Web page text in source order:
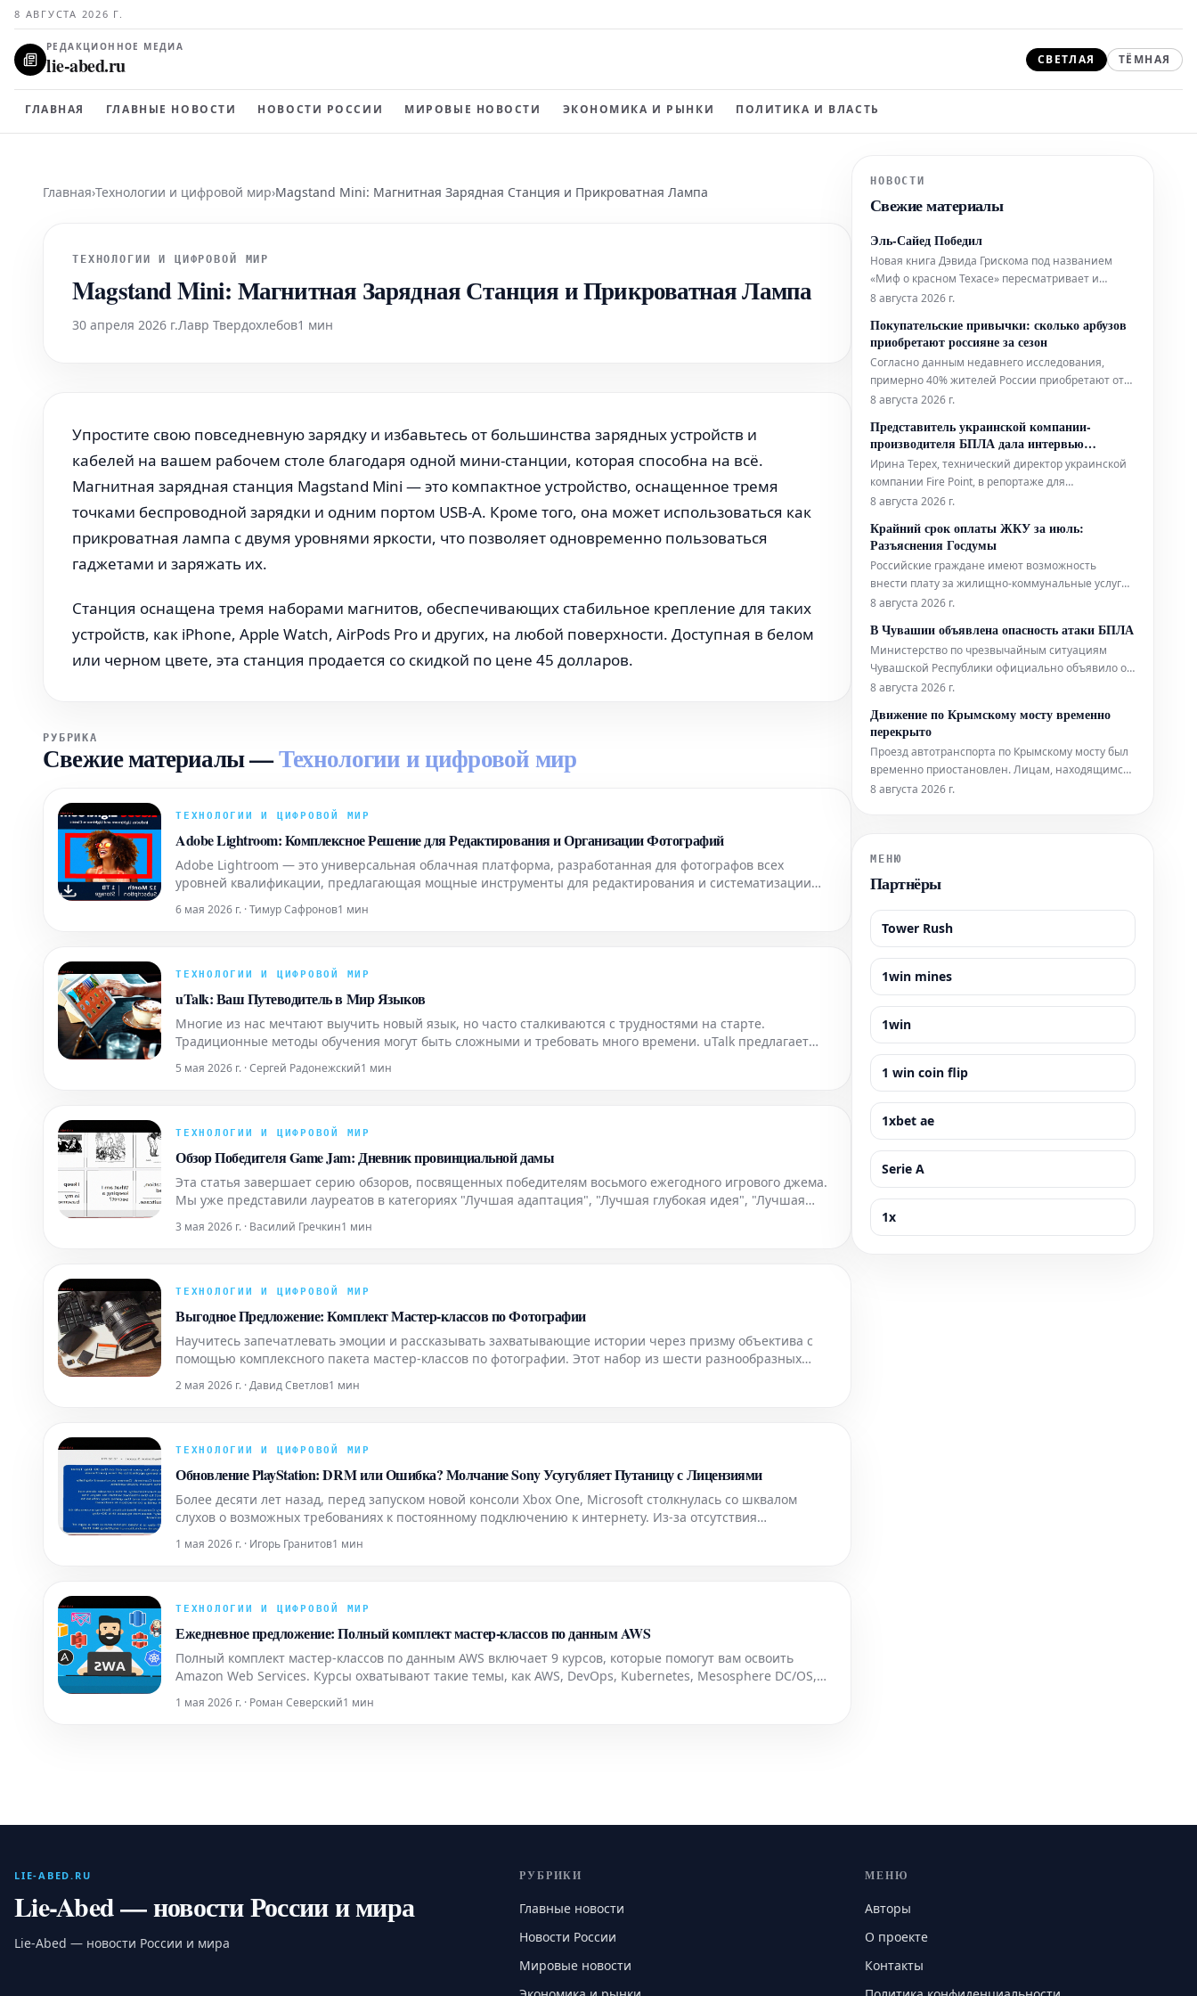
8 АВГУСТА 2026 Г.
РЕДАКЦИОННОЕ МЕДИА
lie-abed.ru СВЕТЛАЯ ТЁМНАЯ
ГЛАВНАЯ ГЛАВНЫЕ НОВОСТИ НОВОСТИ РОССИИ МИРОВЫЕ НОВОСТИ ЭКОНОМИКА И РЫНКИ ПОЛИТИКА И ВЛАСТЬ
Главная›Технологии и цифровой мир›Magstand Mini: Магнитная Зарядная Станция и Прикроватная Лампа
ТЕХНОЛОГИИ И ЦИФРОВОЙ МИР
Magstand Mini: Магнитная Зарядная Станция и Прикроватная Лампа
30 апреля 2026 г.Лавр Твердохлебов1 мин
Упростите свою повседневную зарядку и избавьтесь от большинства зарядных устройств и
кабелей на вашем рабочем столе благодаря одной мини-станции, которая способна на всё.
Магнитная зарядная станция Magstand Mini — это компактное устройство, оснащенное тремя
точками беспроводной зарядки и одним портом USB-A. Кроме того, она может использоваться как
прикроватная лампа с двумя уровнями яркости, что позволяет одновременно пользоваться
гаджетами и заряжать их.
Станция оснащена тремя наборами магнитов, обеспечивающих стабильное крепление для таких
устройств, как iPhone, Apple Watch, AirPods Pro и других, на любой поверхности. Доступная в белом
или черном цвете, эта станция продается со скидкой по цене 45 долларов.
РУБРИКА
Свежие материалы—Технологии и цифровой мир
ТЕХНОЛОГИИ И ЦИФРОВОЙ МИР
Adobe Lightroom: Комплексное Решение для Редактирования и Организации Фотографий
Adobe Lightroom — это универсальная облачная платформа, разработанная для фотографов всех
уровней квалификации, предлагающая мощные инструменты для редактирования и систематизации
изображений. Благодаря интуитивно понятному интерфейсу и расширенным функциям, она позволяет
пользователям созд
6 мая 2026 г. · Тимур Сафронов1 мин
ТЕХНОЛОГИИ И ЦИФРОВОЙ МИР
uTalk: Ваш Путеводитель в Мир Языков
Многие из нас мечтают выучить новый язык, но часто сталкиваются с трудностями на старте.
Традиционные методы обучения могут быть сложными и требовать много времени. uTalk предлагает
эффективное решение: вы сможете быстро освоить ключевые слова и фразы, замечая результат почти
сразу. Эта пла
5 мая 2026 г. · Сергей Радонежский1 мин
ТЕХНОЛОГИИ И ЦИФРОВОЙ МИР
Обзор Победителя Game Jam: Дневник провинциальной дамы
Эта статья завершает серию обзоров, посвященных победителям восьмого ежегодного игрового джема.
Мы уже представили лауреатов в категориях "Лучшая адаптация", "Лучшая глубокая идея", "Лучшая
визуализация", "Лучший ремикс" и "Лучшая цифровая игра". Теперь пришло время рассказать о лучшей
аналогов
3 мая 2026 г. · Василий Гречкин1 мин
ТЕХНОЛОГИИ И ЦИФРОВОЙ МИР
Выгодное Предложение: Комплект Мастер-классов по Фотографии
Научитесь запечатлевать эмоции и рассказывать захватывающие истории через призму объектива с
помощью комплексного пакета мастер-классов по фотографии. Этот набор из шести разнообразных
портретная фотогра
2 мая 2026 г. · Давид Светлов1 мин
ТЕХНОЛОГИИ И ЦИФРОВОЙ МИР
Обновление PlayStation: DRM или Ошибка? Молчание Sony Усугубляет Путаницу с Лицензиями
Более десяти лет назад, перед запуском новой консоли Xbox One, Microsoft столкнулась со шквалом
слухов о возможных требованиях к постоянному подключению к интернету. Из-за отсутствия
требования. Будет ли конс
1 мая 2026 г. · Игорь Гранитов1 мин
ТЕХНОЛОГИИ И ЦИФРОВОЙ МИР
Ежедневное предложение: Полный комплект мастер-классов по данным AWS
Полный комплект мастер-классов по данным AWS включает 9 курсов, которые помогут вам освоить
Amazon Web Services. Курсы охватывают такие темы, как AWS, DevOps, Kubernetes, Mesosphere DC/OS,
AWS Redshift и многое другое. Этот комплект предлагается со скидкой за 40 долларов.
1 мая 2026 г. · Роман Северский1 мин
НОВОСТИ
Свежие материалы
Эль-Сайед Победил
Новая книга Дэвида Грискома под названием
«Миф о красном Техасе» пересматривает и
разрушает устоявшееся представление о Техасе
изначально заложен консерватизм.
8 августа 2026 г.
Покупательские привычки: сколько арбузов
приобретают россияне за сезон
Согласно данным недавнего исследования,
примерно 40% жителей России приобретают от
трех до пяти арбузов в течение одного сезона.
покупкой одного-двух плодов. Подробный анализ
покупательских привычек, основанный на опросе
более 1,7 тысячи рос
8 августа 2026 г.
Представитель украинской компании-
производителя БПЛА дала интервью
турецкому телеканалу
Ирина Терех, технический директор украинской
компании Fire Point, в репортаже для
англоязычного телеканала выразила
Starlink. По её словам, это препятствует
использованию беспилотных летательных
аппаратов (БПЛА) для атак на территорию
России. Ранее
8 августа 2026 г.
Крайний срок оплаты ЖКУ за июль:
Разъяснения Госдумы
Российские граждане имеют возможность
внести плату за жилищно-коммунальные услуги
(ЖКУ) за июль месяц вплоть до 17 августа. Эту
заместитель председателя комитета Госдумы по
строительству и ЖКХ. Парламентарий напомнил,
что с 1 марта текущего года в
8 августа 2026 г.
В Чувашии объявлена опасность атаки БПЛА
Министерство по чрезвычайным ситуациям
Чувашской Республики официально объявило об
опасности атаки беспилотных летательных
Ведомство призвало жителей сохранять
спокойствие, быть внимательными к
окружающей обстановке и следовать
инструкциям официальных
8 августа 2026 г.
Движение по Крымскому мосту временно
перекрыто
Проезд автотранспорта по Крымскому мосту был
временно приостановлен. Лицам, находящимся
непосредственно на мосту или в зонах досмотра,
8 августа 2026 г.
МЕНЮ
Партнёры
Tower Rush
1win mines
1win
1 win coin flip
1xbet ae
Serie A
1x
LIE-ABED.RU
Lie-Abed — новости России и мира
Lie-Abed — новости России и мира
РУБРИКИ
Главные новости
Новости России
Мировые новости
МЕНЮ
Авторы
О проекте
Контакты